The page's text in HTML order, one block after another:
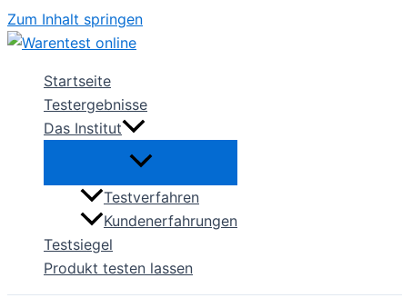
Zum Inhalt springen
Startseite
Testergebnisse
Das Institut
Testverfahren
Kundenerfahrungen
Testsiegel
Produkt testen lassen